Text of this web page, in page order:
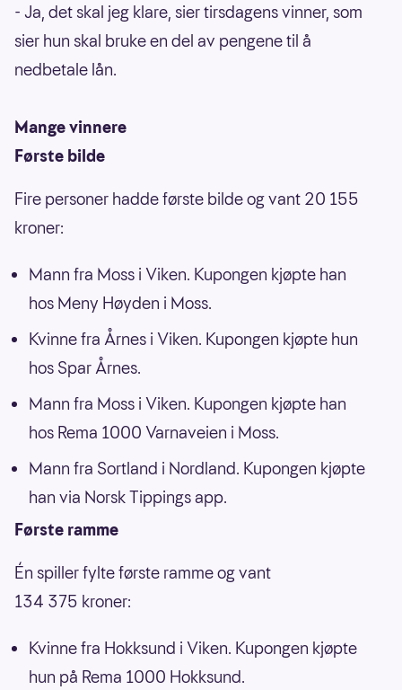
- Ja, det skal jeg klare, sier tirsdagens vinner, som
sier hun skal bruke en del av pengene til å
nedbetale lån.
Mange vinnere
Første bilde
Fire personer hadde første bilde og vant 20 155
kroner:
Mann fra Moss i Viken. Kupongen kjøpte han
hos Meny Høyden i Moss.
Kvinne fra Årnes i Viken. Kupongen kjøpte hun
hos Spar Årnes.
Mann fra Moss i Viken. Kupongen kjøpte han
hos Rema 1000 Varnaveien i Moss.
Mann fra Sortland i Nordland. Kupongen kjøpte
han via Norsk Tippings app.
Første ramme
Én spiller fylte første ramme og vant
134 375 kroner:
Kvinne fra Hokksund i Viken. Kupongen kjøpte
hun på Rema 1000 Hokksund.